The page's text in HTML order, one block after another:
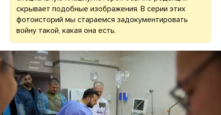
скрывает подобные изображения. В серии этих
фотоисторий мы стараемся задокументировать
войну такой, какая она есть.